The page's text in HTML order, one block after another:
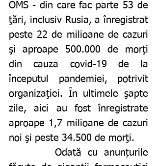
OMS - din care fac parte 53 de
ţări, inclusiv Rusia, a înregistrat
peste 22 de milioane de cazuri
şi aproape 500.000 de morţi
din cauza covid-19 de la
începutul pandemiei, potrivit
organizaţiei. În ultimele şapte
zile, aici au fost înregistrate
aproape 1,7 milioane de cazuri
noi şi peste 34.500 de morţi.